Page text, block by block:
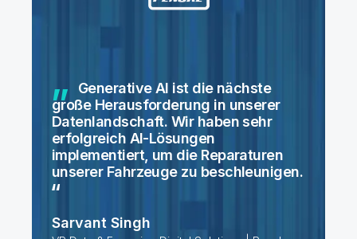
Generative AI ist die nächste
große Herausforderung in unserer
Datenlandschaft. Wir haben sehr
erfolgreich AI-Lösungen
implementiert, um die Reparaturen
unserer Fahrzeuge zu beschleunigen.
Sarvant Singh